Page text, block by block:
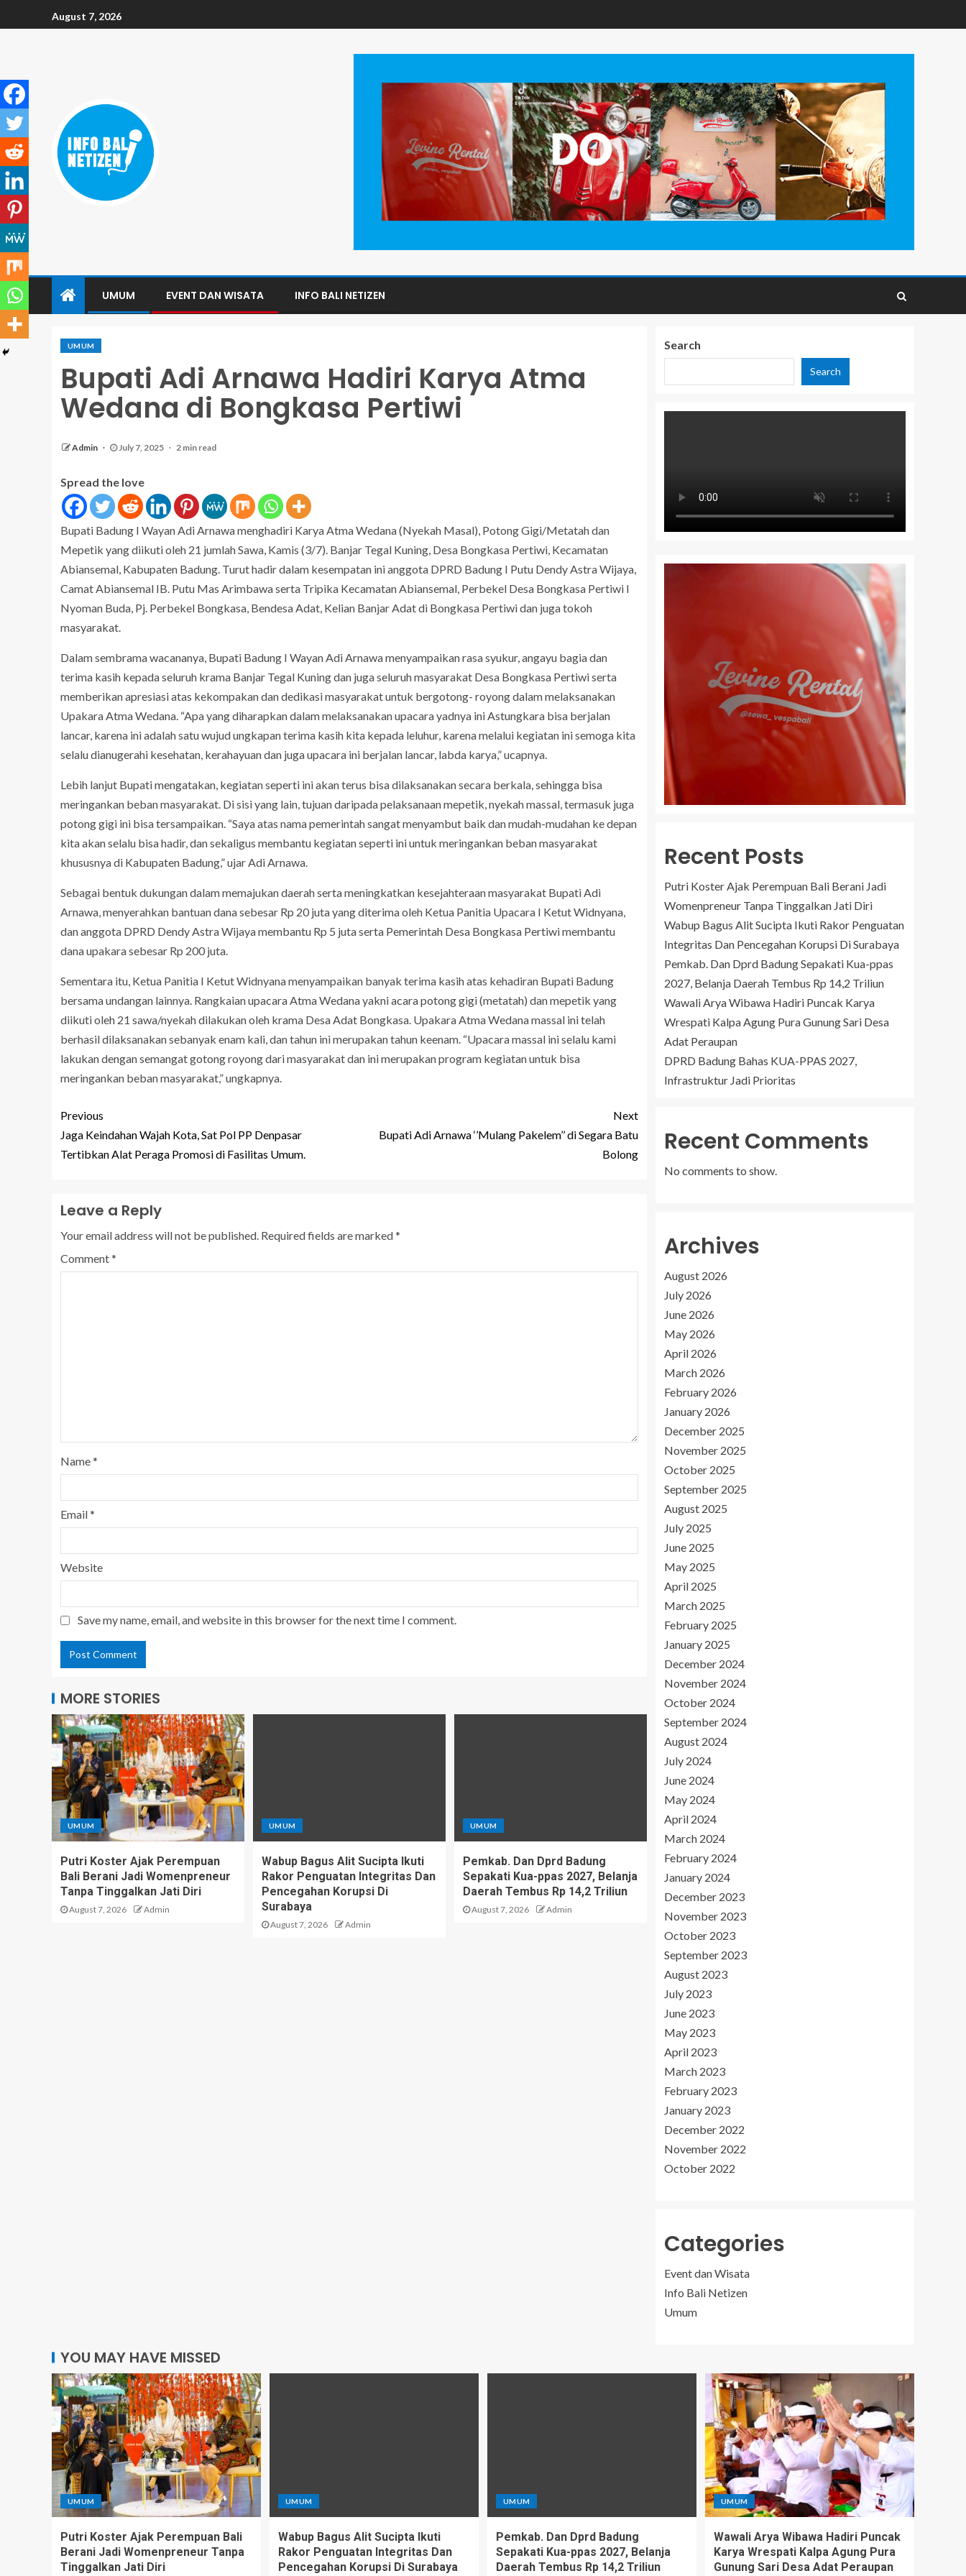
August 7, 2026
UMUM EVENT DAN WISATA INFO BALI NETIZEN
UMUM
Bupati Adi Arnawa Hadiri Karya Atma
Wedana di Bongkasa Pertiwi
Admin July 7, 2025 2 min read
Spread the love
Bupati Badung I Wayan Adi Arnawa menghadiri Karya Atma Wedana (Nyekah Masal), Potong Gigi/Metatah dan
Mepetik yang diikuti oleh 21 jumlah Sawa, Kamis (3/7). Banjar Tegal Kuning, Desa Bongkasa Pertiwi, Kecamatan
Abiansemal, Kabupaten Badung. Turut hadir dalam kesempatan ini anggota DPRD Badung I Putu Dendy Astra Wijaya,
Camat Abiansemal IB. Putu Mas Arimbawa serta Tripika Kecamatan Abiansemal, Perbekel Desa Bongkasa Pertiwi I
Nyoman Buda, Pj. Perbekel Bongkasa, Bendesa Adat, Kelian Banjar Adat di Bongkasa Pertiwi dan juga tokoh
masyarakat.
Dalam sembrama wacananya, Bupati Badung I Wayan Adi Arnawa menyampaikan rasa syukur, angayu bagia dan
terima kasih kepada seluruh krama Banjar Tegal Kuning dan juga seluruh masyarakat Desa Bongkasa Pertiwi serta
memberikan apresiasi atas kekompakan dan dedikasi masyarakat untuk bergotong- royong dalam melaksanakan
Upakara Atma Wedana. “Apa yang diharapkan dalam melaksanakan upacara yadnya ini Astungkara bisa berjalan
lancar, karena ini adalah satu wujud ungkapan terima kasih kita kepada leluhur, karena melalui kegiatan ini semoga kita
selalu dianugerahi kesehatan, kerahayuan dan juga upacara ini berjalan lancar, labda karya,” ucapnya.
Lebih lanjut Bupati mengatakan, kegiatan seperti ini akan terus bisa dilaksanakan secara berkala, sehingga bisa
meringankan beban masyarakat. Di sisi yang lain, tujuan daripada pelaksanaan mepetik, nyekah massal, termasuk juga
potong gigi ini bisa tersampaikan. “Saya atas nama pemerintah sangat menyambut baik dan mudah-mudahan ke depan
kita akan selalu bisa hadir, dan sekaligus membantu kegiatan seperti ini untuk meringankan beban masyarakat
khususnya di Kabupaten Badung,” ujar Adi Arnawa.
Sebagai bentuk dukungan dalam memajukan daerah serta meningkatkan kesejahteraan masyarakat Bupati Adi
Arnawa, menyerahkan bantuan dana sebesar Rp 20 juta yang diterima oleh Ketua Panitia Upacara I Ketut Widnyana,
dan anggota DPRD Dendy Astra Wijaya membantu Rp 5 juta serta Pemerintah Desa Bongkasa Pertiwi membantu
dana upakara sebesar Rp 200 juta.
Sementara itu, Ketua Panitia I Ketut Widnyana menyampaikan banyak terima kasih atas kehadiran Bupati Badung
bersama undangan lainnya. Rangkaian upacara Atma Wedana yakni acara potong gigi (metatah) dan mepetik yang
diikuti oleh 21 sawa/nyekah dilakukan oleh krama Desa Adat Bongkasa. Upakara Atma Wedana massal ini telah
berhasil dilaksanakan sebanyak enam kali, dan tahun ini merupakan tahun keenam. “Upacara massal ini selalu kami
lakukan dengan semangat gotong royong dari masyarakat dan ini merupakan program kegiatan untuk bisa
meringankan beban masyarakat,” ungkapnya.
Previous
Jaga Keindahan Wajah Kota, Sat Pol PP Denpasar
Tertibkan Alat Peraga Promosi di Fasilitas Umum.
Next
Bupati Adi Arnawa ‘’Mulang Pakelem’’ di Segara Batu
Bolong
Leave a Reply
Your email address will not be published. Required fields are marked*
Comment*
Name*
Email*
Website
Save my name, email, and website in this browser for the next time I comment.
MORE STORIES
UMUM
Putri Koster Ajak Perempuan
Bali Berani Jadi Womenpreneur
Tanpa Tinggalkan Jati Diri
August 7, 2026 Admin
UMUM
Wabup Bagus Alit Sucipta Ikuti
Rakor Penguatan Integritas Dan
Pencegahan Korupsi Di
Surabaya
August 7, 2026 Admin
UMUM
Pemkab. Dan Dprd Badung
Sepakati Kua-ppas 2027, Belanja
Daerah Tembus Rp 14,2 Triliun
August 7, 2026 Admin
Search
Search
Recent Posts
Putri Koster Ajak Perempuan Bali Berani Jadi
Womenpreneur Tanpa Tinggalkan Jati Diri
Wabup Bagus Alit Sucipta Ikuti Rakor Penguatan
Integritas Dan Pencegahan Korupsi Di Surabaya
Pemkab. Dan Dprd Badung Sepakati Kua-ppas
2027, Belanja Daerah Tembus Rp 14,2 Triliun
Wawali Arya Wibawa Hadiri Puncak Karya
Wrespati Kalpa Agung Pura Gunung Sari Desa
Adat Peraupan
DPRD Badung Bahas KUA-PPAS 2027,
Infrastruktur Jadi Prioritas
Recent Comments
No comments to show.
Archives
August 2026
July 2026
June 2026
May 2026
April 2026
March 2026
February 2026
January 2026
December 2025
November 2025
October 2025
September 2025
August 2025
July 2025
June 2025
May 2025
April 2025
March 2025
February 2025
January 2025
December 2024
November 2024
October 2024
September 2024
August 2024
July 2024
June 2024
May 2024
April 2024
March 2024
February 2024
January 2024
December 2023
November 2023
October 2023
September 2023
August 2023
July 2023
June 2023
May 2023
April 2023
March 2023
February 2023
January 2023
December 2022
November 2022
October 2022
Categories
Event dan Wisata
Info Bali Netizen
Umum
YOU MAY HAVE MISSED
UMUM
Putri Koster Ajak Perempuan Bali
Berani Jadi Womenpreneur Tanpa
Tinggalkan Jati Diri
UMUM
Wabup Bagus Alit Sucipta Ikuti
Rakor Penguatan Integritas Dan
Pencegahan Korupsi Di Surabaya
UMUM
Pemkab. Dan Dprd Badung
Sepakati Kua-ppas 2027, Belanja
Daerah Tembus Rp 14,2 Triliun
UMUM
Wawali Arya Wibawa Hadiri Puncak
Karya Wrespati Kalpa Agung Pura
Gunung Sari Desa Adat Peraupan